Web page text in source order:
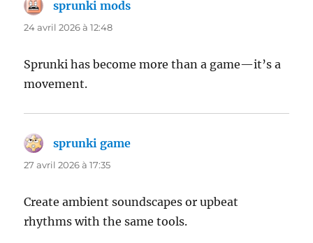
sprunki mods
24 avril 2026 à 12:48
Sprunki has become more than a game—it’s a
movement.
sprunki game
27 avril 2026 à 17:35
Create ambient soundscapes or upbeat
rhythms with the same tools.